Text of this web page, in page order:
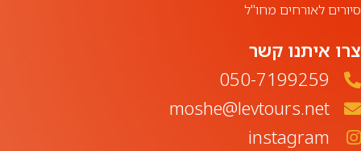
סיורים לאורחים מחו"ל
צרו איתנו קשר
050-7199259‏
moshe@levtours.net
instagram